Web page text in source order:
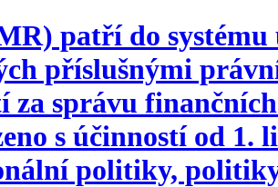
patří do
příslušnými
za správu
s účinností od 1.
politiky,